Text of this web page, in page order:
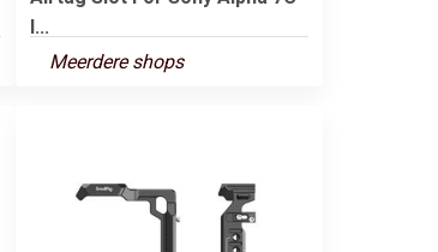
I...
Meerdere shops